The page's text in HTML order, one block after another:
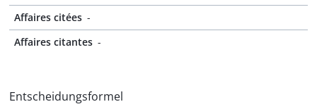
Affaires citées -
Affaires citantes -
Entscheidungsformel